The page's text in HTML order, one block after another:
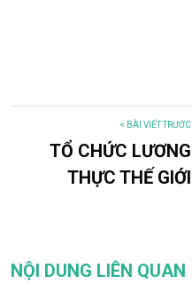
< BÀI VIẾT TRƯỚC
TỔ CHỨC LƯƠNG
THỰC THẾ GIỚI
NỘI DUNG LIÊN QUAN